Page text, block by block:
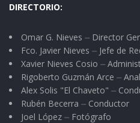
DIRECTORIO:
Omar G. Nieves ⏤ Director
Fco. Javier Nieves ⏤ Jefe de
Xavier Nieves Cosio ⏤
Rigoberto Guzmán Arce ⏤
Alex Solis "El Chaveto" ⏤
Rubén Becerra ⏤ Conductor
Joel López ⏤ Fotógrafo